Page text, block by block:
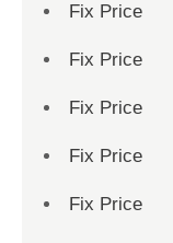
Fix Price
Fix Price
Fix Price
Fix Price
Fix Price